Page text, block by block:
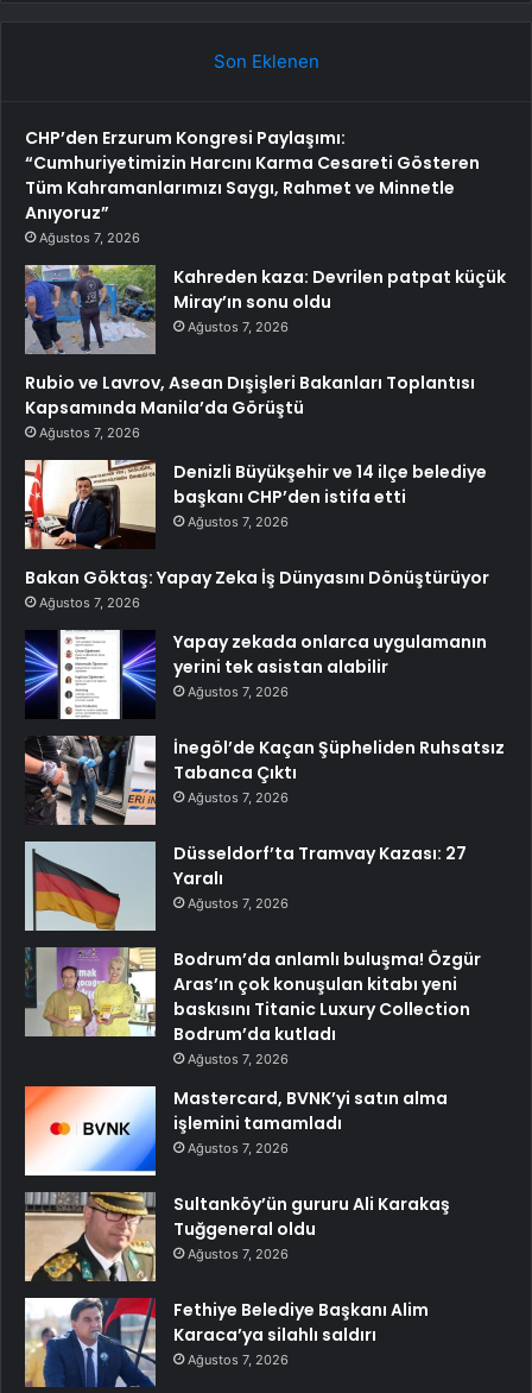
Son Eklenen
CHP’den Erzurum Kongresi Paylaşımı:
“Cumhuriyetimizin Harcını Karma Cesareti Gösteren
Tüm Kahramanlarımızı Saygı, Rahmet ve Minnetle
Anıyoruz”
Ağustos 7, 2026
Kahreden kaza: Devrilen patpat küçük
Miray’ın sonu oldu
Ağustos 7, 2026
Rubio ve Lavrov, Asean Dışişleri Bakanları Toplantısı
Kapsamında Manila’da Görüştü
Ağustos 7, 2026
Denizli Büyükşehir ve 14 ilçe belediye
başkanı CHP’den istifa etti
Ağustos 7, 2026
Bakan Göktaş: Yapay Zeka İş Dünyasını Dönüştürüyor
Ağustos 7, 2026
Yapay zekada onlarca uygulamanın
yerini tek asistan alabilir
Ağustos 7, 2026
İnegöl’de Kaçan Şüpheliden Ruhsatsız
Tabanca Çıktı
Ağustos 7, 2026
Düsseldorf’ta Tramvay Kazası: 27
Yaralı
Ağustos 7, 2026
Bodrum’da anlamlı buluşma! Özgür
Aras’ın çok konuşulan kitabı yeni
baskısını Titanic Luxury Collection
Bodrum’da kutladı
Ağustos 7, 2026
Mastercard, BVNK’yi satın alma
işlemini tamamladı
Ağustos 7, 2026
Sultanköy’ün gururu Ali Karakaş
Tuğgeneral oldu
Ağustos 7, 2026
Fethiye Belediye Başkanı Alim
Karaca’ya silahlı saldırı
Ağustos 7, 2026